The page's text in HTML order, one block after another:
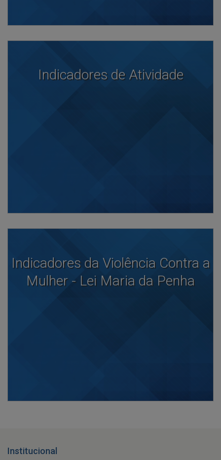
Indicadores de Atividade
Indicadores da Violência Contra a
Mulher - Lei Maria da Penha
Institucional